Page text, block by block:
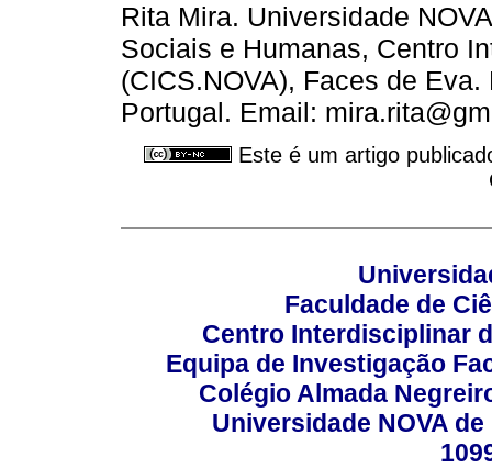
Rita Mira. Universidade
Sociais e Humanas, Centro
(CICS.NOVA), Faces de
Portugal. Email:
Este é um artigo
Faculdade de
Centro Interdisciplinar
Equipa de Investigação
Colégio Almada
Universidade NOVA